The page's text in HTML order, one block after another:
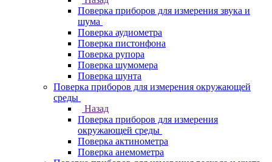
Поверка приборов для измерения звука и
шума
Поверка аудиометра
Поверка пистонфона
Поверка рупора
Поверка шумомера
Поверка шунта
Поверка приборов для измерения окружающей
среды
Назад
Поверка приборов для измерения
окружающей среды
Поверка актинометра
Поверка анемометра